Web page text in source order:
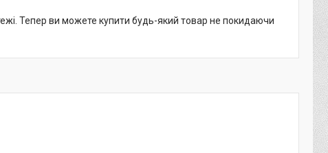
Тепер ви можете купити будь-який товар не покидаючи